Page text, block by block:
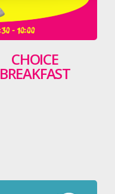
CHOICE
BREAKFAST